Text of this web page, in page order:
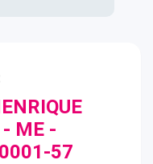
- ME -
57